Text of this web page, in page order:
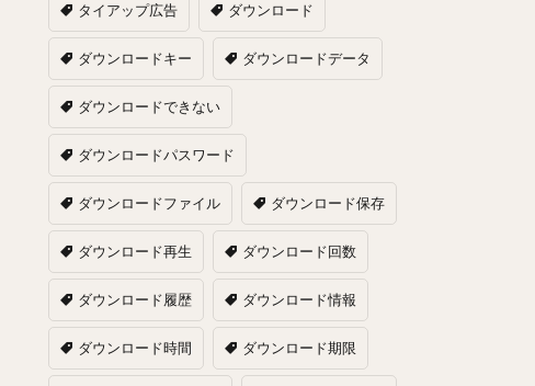
タイアップ広告 ダウンロード
ダウンロードキー ダウンロードデータ
ダウンロードできない
ダウンロードパスワード
ダウンロードファイル ダウンロード保存
ダウンロード再生 ダウンロード回数
ダウンロード履歴 ダウンロード情報
ダウンロード時間 ダウンロード期限